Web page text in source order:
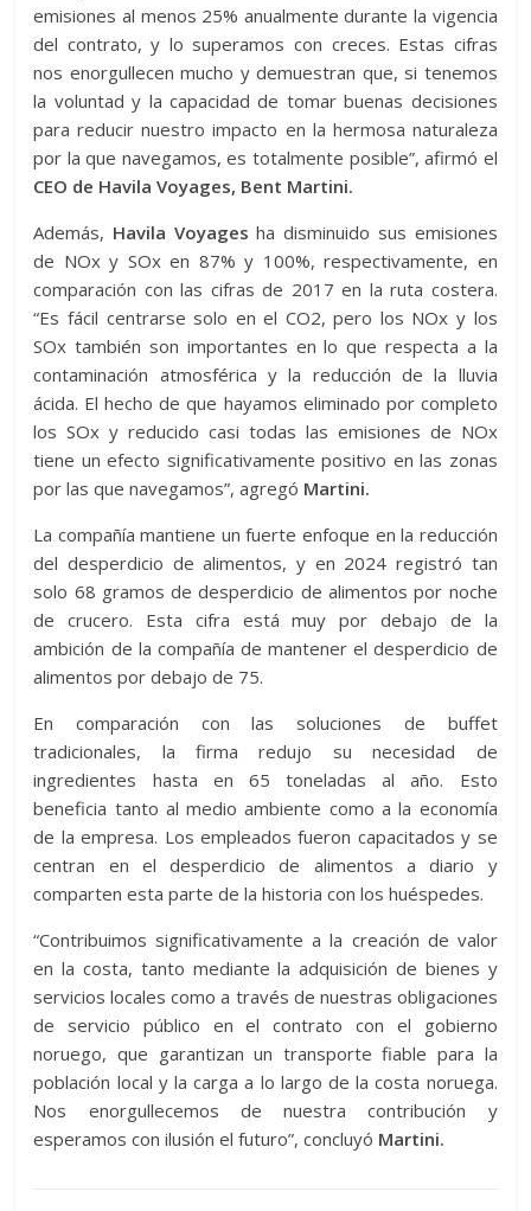
emisiones al menos 25% anualmente durante la vigencia
del contrato, y lo superamos con creces. Estas cifras
nos enorgullecen mucho y demuestran que, si tenemos
la voluntad y la capacidad de tomar buenas decisiones
para reducir nuestro impacto en la hermosa naturaleza
por la que navegamos, es totalmente posible”, afirmó el
CEO de Havila Voyages, Bent Martini.
Además, Havila Voyages ha disminuido sus emisiones
de NOx y SOx en 87% y 100%, respectivamente, en
comparación con las cifras de 2017 en la ruta costera.
“Es fácil centrarse solo en el CO2, pero los NOx y los
SOx también son importantes en lo que respecta a la
contaminación atmosférica y la reducción de la lluvia
ácida. El hecho de que hayamos eliminado por completo
los SOx y reducido casi todas las emisiones de NOx
tiene un efecto significativamente positivo en las zonas
por las que navegamos”, agregó Martini.
La compañía mantiene un fuerte enfoque en la reducción
del desperdicio de alimentos, y en 2024 registró tan
solo 68 gramos de desperdicio de alimentos por noche
de crucero. Esta cifra está muy por debajo de la
ambición de la compañía de mantener el desperdicio de
alimentos por debajo de 75.
En comparación con las soluciones de buffet
tradicionales, la firma redujo su necesidad de
ingredientes hasta en 65 toneladas al año. Esto
beneficia tanto al medio ambiente como a la economía
de la empresa. Los empleados fueron capacitados y se
centran en el desperdicio de alimentos a diario y
comparten esta parte de la historia con los huéspedes.
“Contribuimos significativamente a la creación de valor
en la costa, tanto mediante la adquisición de bienes y
servicios locales como a través de nuestras obligaciones
de servicio público en el contrato con el gobierno
noruego, que garantizan un transporte fiable para la
población local y la carga a lo largo de la costa noruega.
Nos enorgullecemos de nuestra contribución y
esperamos con ilusión el futuro”, concluyó Martini.